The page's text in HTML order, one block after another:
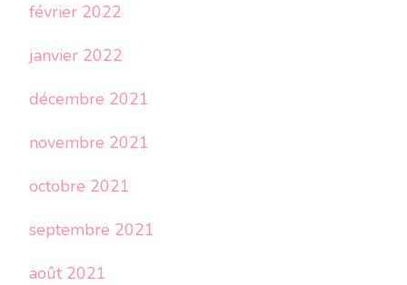
février 2022
janvier 2022
décembre 2021
novembre 2021
octobre 2021
septembre 2021
août 2021